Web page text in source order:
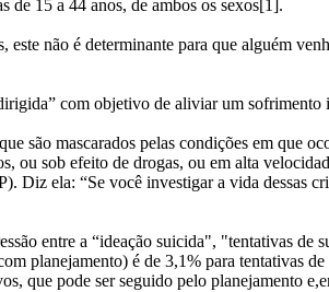
de 15 a 44 anos, de ambos os sexos[1].
não é determinante para que alguém
com objetivo de aliviar um sofrimento
são mascarados pelas condições em que
sob efeito de drogas, ou em alta
ela: “Se você investigar a vida dessas
entre a “ideação suicida", "tentativas
planejamento) é de 3,1% para tentativas
que pode ser seguido pelo planejamento